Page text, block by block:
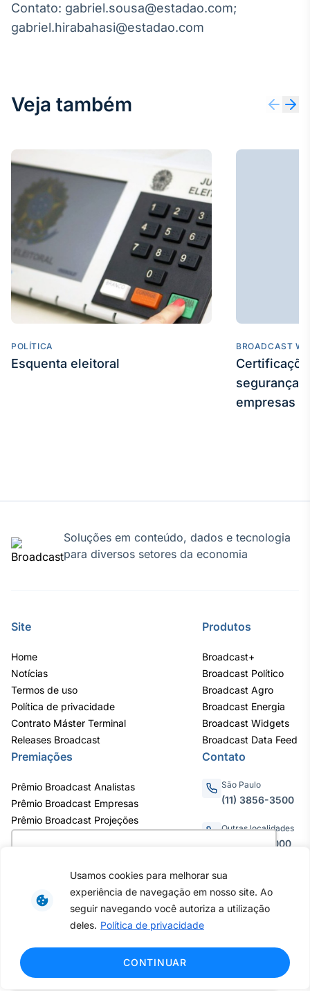
como você interage em nosso site e
personalizar conteúdo. Ao utilizar este site, você
concorda com o uso de cookies.
Saiba mais
Ok, entendi!
Usamos cookies para melhorar sua
experiência de navegação em nosso site. Ao
seguir navegando você autoriza a utilização
deles. Política de privacidade
CONTINUAR
A melhor
plataforma para
analisar fundos
BroadFast
Em breve
Gestão de
Investimentos
Em breve
Contato: gabriel.sousa@estadao.com;
gabriel.hirabahasi@estadao.com
Veja também
POLÍTICA
Esquenta eleitoral
BROADCAST
segurança
empresas
Soluções em conteúdo, dados e tecnologia
para diversos setores da economia
Site
Home
Notícias
Termos de uso
Política de privacidade
Contrato Máster Terminal
Releases Broadcast
Produtos
Broadcast+
Broadcast Político
Broadcast Agro
Broadcast Energia
Broadcast Widgets
Broadcast Data Feed
Premiações
Prêmio Broadcast Analistas
Prêmio Broadcast Empresas
Prêmio Broadcast Projeções
Contato
São Paulo
(11) 3856-3500
Outras localidades
0800.011.3000
Av. Eng. Caetano Álvares, 55 - 3º e
6º andar, Bairro do Limão, São
Paulo / SP, CEP 02598-900 -
direitos reservados ao Broadcast |
Agência Estado.